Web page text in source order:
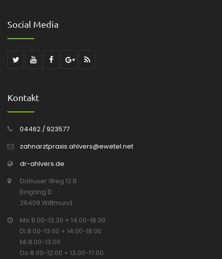
Social Media
Kontakt
04462 / 923577
zahnarztpraxis.ahlvers@ewetel.net
dr-ahlvers.de
Dohuser Weg 12 B
Eingang D
26409 Wittmund
Mo 8.00-12.30 + 14.00-18.30
Di 8.00-13.00 + 14.00-18.00
Mi 8.00-13.00
Do 8.00-12.00 + 13.00-17.00